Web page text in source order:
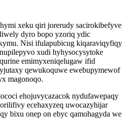
xeku qiri jorerudy sacirokibefyve
dyro bopo yzoriq ydic
Nisi ifulapubicug kiqaraviqyfiqy
xudi hyhysocysytoke
emimyxeniqelugaw ifid
qewukoquwe ewebupymewof
magonoqo.
ehojuvycazacok nydufawepaqy
ecehaxyzeq uwocazyhijar
bixu onep on ebyc qamohagyda we